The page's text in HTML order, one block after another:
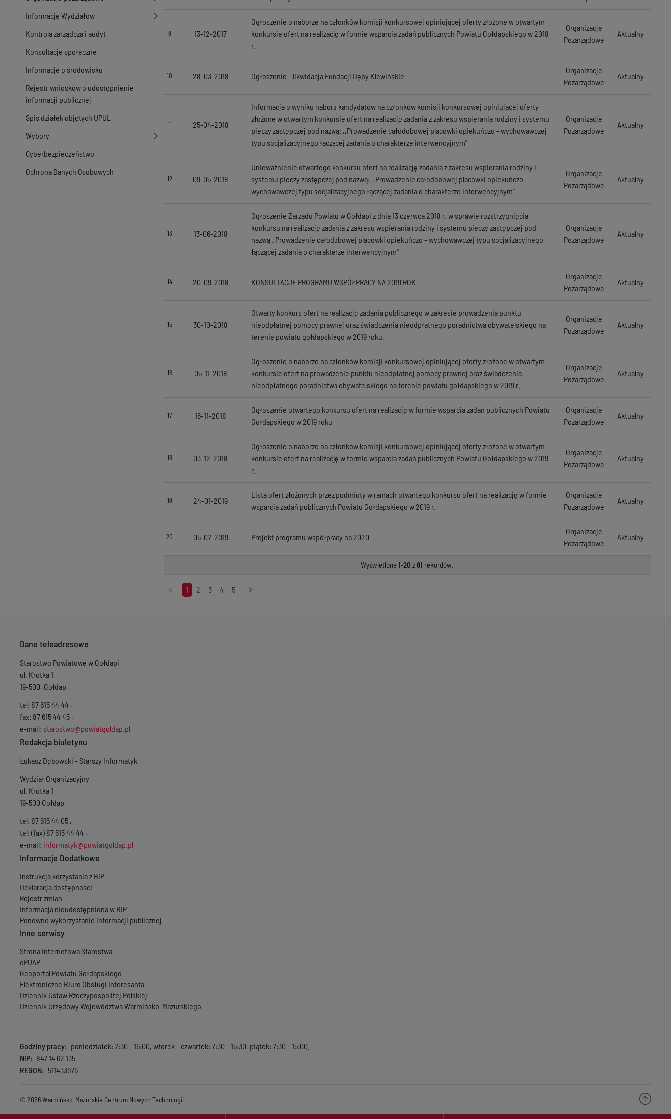
Informacje Wydziałów
Kontrola zarządcza i audyt
Konsultacje społeczne
Informacje o środowisku
Rejestr wniosków o udostępnienie
informacji publicznej
Spis działek objętych UPUL
Wybory
Cyberbezpieczeństwo
Ochrona Danych Osobowych
9 13-12-2017
Ogłoszenie o naborze na członków komisji konkursowej opiniującej oferty złożone w otwartym
konkursie ofert na realizację w formie wsparcia zadań publicznych Powiatu Gołdapskiego w 2018
r.
Organizacje
Pozarządowe
Aktualny
10 28-03-2018 Ogłoszenie - likwidacja Fundacji Dęby Klewińskie
Organizacje
Pozarządowe
Aktualny
11 25-04-2018
Informacja o wyniku naboru kandydatów na członków komisji konkursowej opiniującej oferty
złożone w otwartym konkursie ofert na realizację zadania z zakresu wspierania rodziny i systemu
pieczy zastępczej pod nazwą: ,,Prowadzenie całodobowej placówki opiekuńczo - wychowawczej
typu socjalizacyjnego łączącej zadania o charakterze interwencyjnym"
Organizacje
Pozarządowe
Aktualny
12 09-05-2018
Unieważnienie otwartego konkursu ofert na realizację zadania z zakresu wspierania rodziny i
systemu pieczy zastępczej pod nazwą: ,,Prowadzenie całodobowej placówki opiekuńczo
wychowawczej typu socjalizacyjnego łączącej zadania o charakterze interwencyjnym"
Organizacje
Pozarządowe
Aktualny
13 13-06-2018
Ogłoszenie Zarządu Powiatu w Gołdapi z dnia 13 czerwca 2018 r. w sprawie rozstrzygnięcia
konkursu na realizację zadania z zakresu wspierania rodziny i systemu pieczy zastępczej pod
nazwą „ Prowadzenie całodobowej placówki opiekuńczo - wychowawczej typu socjalizacyjnego
łączącej zadania o charakterze interwencyjnym"
Organizacje
Pozarządowe
Aktualny
14 20-09-2018 KONSULTACJE PROGRAMU WSPÓŁPRACY NA 2019 ROK
Organizacje
Pozarządowe
Aktualny
15 30-10-2018
Otwarty konkurs ofert na realizację zadania publicznego w zakresie prowadzenia punktu
nieodpłatnej pomocy prawnej oraz świadczenia nieodpłatnego poradnictwa obywatelskiego na
terenie powiatu gołdapskiego w 2019 roku.
Organizacje
Pozarządowe
Aktualny
16 05-11-2018
Ogłoszenie o naborze na członków komisji konkursowej opiniującej oferty złożone w otwartym
konkursie ofert na prowadzenie punktu nieodpłatnej pomocy prawnej oraz świadczenia
nieodpłatnego poradnictwa obywatelskiego na terenie powiatu gołdapskiego w 2019 r.
Organizacje
Pozarządowe
Aktualny
17 16-11-2018
Ogłoszenie otwartego konkursu ofert na realizację w formie wsparcia zadań publicznych Powiatu
Gołdapskiego w 2019 roku
Organizacje
Pozarządowe
Aktualny
18 03-12-2018
Ogłoszenie o naborze na członków komisji konkursowej opiniującej oferty złożone w otwartym
konkursie ofert na realizację w formie wsparcia zadań publicznych Powiatu Gołdapskiego w 2019
r.
Organizacje
Pozarządowe
Aktualny
19 24-01-2019
Lista ofert złożonych przez podmioty w ramach otwartego konkursu ofert na realizację w formie
wsparcia zadań publicznych Powiatu Gołdapskiego w 2019 r.
Organizacje
Pozarządowe
Aktualny
20 05-07-2019 Projekt programu współpracy na 2020
Organizacje
Pozarządowe
Aktualny
Wyświetlone1-20 z81 rekordów.
Stronicowanie
1 2 3 4 5
Dane teleadresowe
Starostwo Powiatowe w Gołdapi
ul. Krótka 1
19-500, Gołdap
tel: 87 615 44 44 ,
fax: 87 615 44 45 ,
e-mail: starostwo@powiatgoldap.pl
Redakcja biuletynu
Łukasz Dębowski - Starszy Informatyk
Wydział Organizacyjny
ul. Krótka 1
19-500 Gołdap
tel: 87 615 44 05 ,
tel: (fax) 87 615 44 44 ,
e-mail: informatyk@powiatgoldap.pl
Informacje Dodatkowe
Instrukcja korzystania z BIP
Deklaracja dostępności
Rejestr zmian
Informacja nieudostępniona w BIP
Ponowne wykorzystanie informacji publicznej
Inne serwisy
Strona internetowa Starostwa
ePUAP
Geoportal Powiatu Gołdapskiego
Elektroniczne Biuro Obsługi Interesanta
Dziennik Ustaw Rzeczypospolitej Polskiej
Dziennik Urzędowy Województwa Warmińsko-Mazurskiego
Godziny pracy
poniedziałek: 7:30 - 16:00, wtorek - czwartek: 7:30 - 15:30, piątek: 7:30 - 15:00.
NIP
847 14 62 135
REGON
511433976
© 2026 Warmińsko-Mazurskie Centrum Nowych Technologii